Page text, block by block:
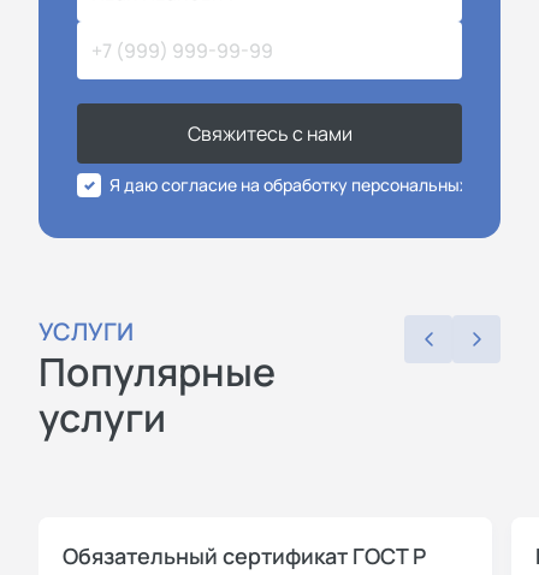
Свяжитесь с нами
Я даю согласие на обработку персональных
УСЛУГИ
Популярные
услуги
Обязательный сертификат ГОСТ Р